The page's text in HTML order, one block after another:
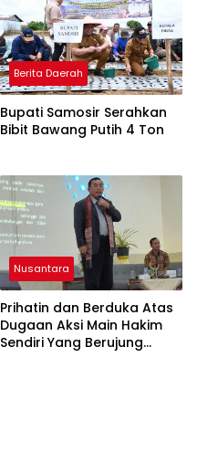
Berita Daerah
Bupati Samosir Serahkan
Bibit Bawang Putih 4 Ton
Nusantara
Prihatin dan Berduka Atas
Dugaan Aksi Main Hakim
Sendiri Yang Berujung